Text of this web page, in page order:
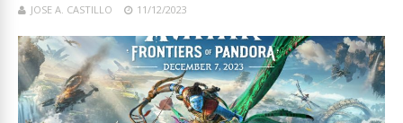
JOSE A. CASTILLO 11/12/2023